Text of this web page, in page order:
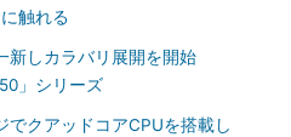
触れる
新しカラバリ展開を開始
」シリーズ
でクアッドコアCPUを搭載し